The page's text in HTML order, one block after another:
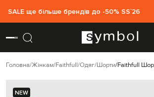
SALE ще більше брендів до -50% SS`26
Головна Жінкам Faithfull Одяг Шорти Faithfull
NEW